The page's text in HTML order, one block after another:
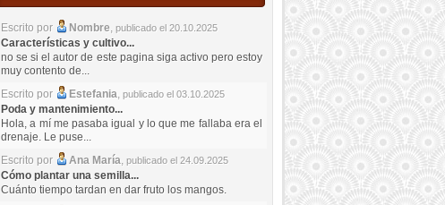
Escrito por Nombre, publicado el 20.10.2025
Características y cultivo...
no se si el autor de este pagina siga activo pero estoy
muy contento de...
Escrito por
Estefania, publicado el 03.10.2025
Poda y mantenimiento...
Hola, a mí me pasaba igual y lo que me fallaba era el
drenaje. Le puse...
Escrito por
Ana María, publicado el 24.09.2025
Cómo plantar una semilla...
Cuánto tiempo tardan en dar fruto los mangos.